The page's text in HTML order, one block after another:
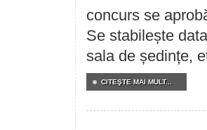
concurs se
Se stabilește
sala de ședințe,
CITEŞTE MAI MULT...